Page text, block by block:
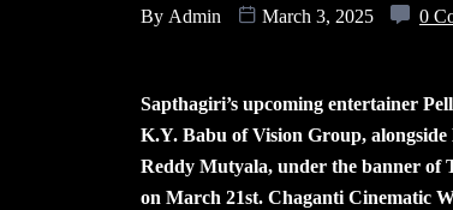
By Admin March 3, 2025 0
Sapthagiri’s upcoming entertainer
K.Y. Babu of Vision Group,
Reddy Mutyala, under the banner of
on March 21st. Chaganti Cinematic